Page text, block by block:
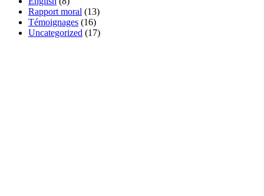
Rapport moral (13)
Témoignages (16)
Uncategorized (17)